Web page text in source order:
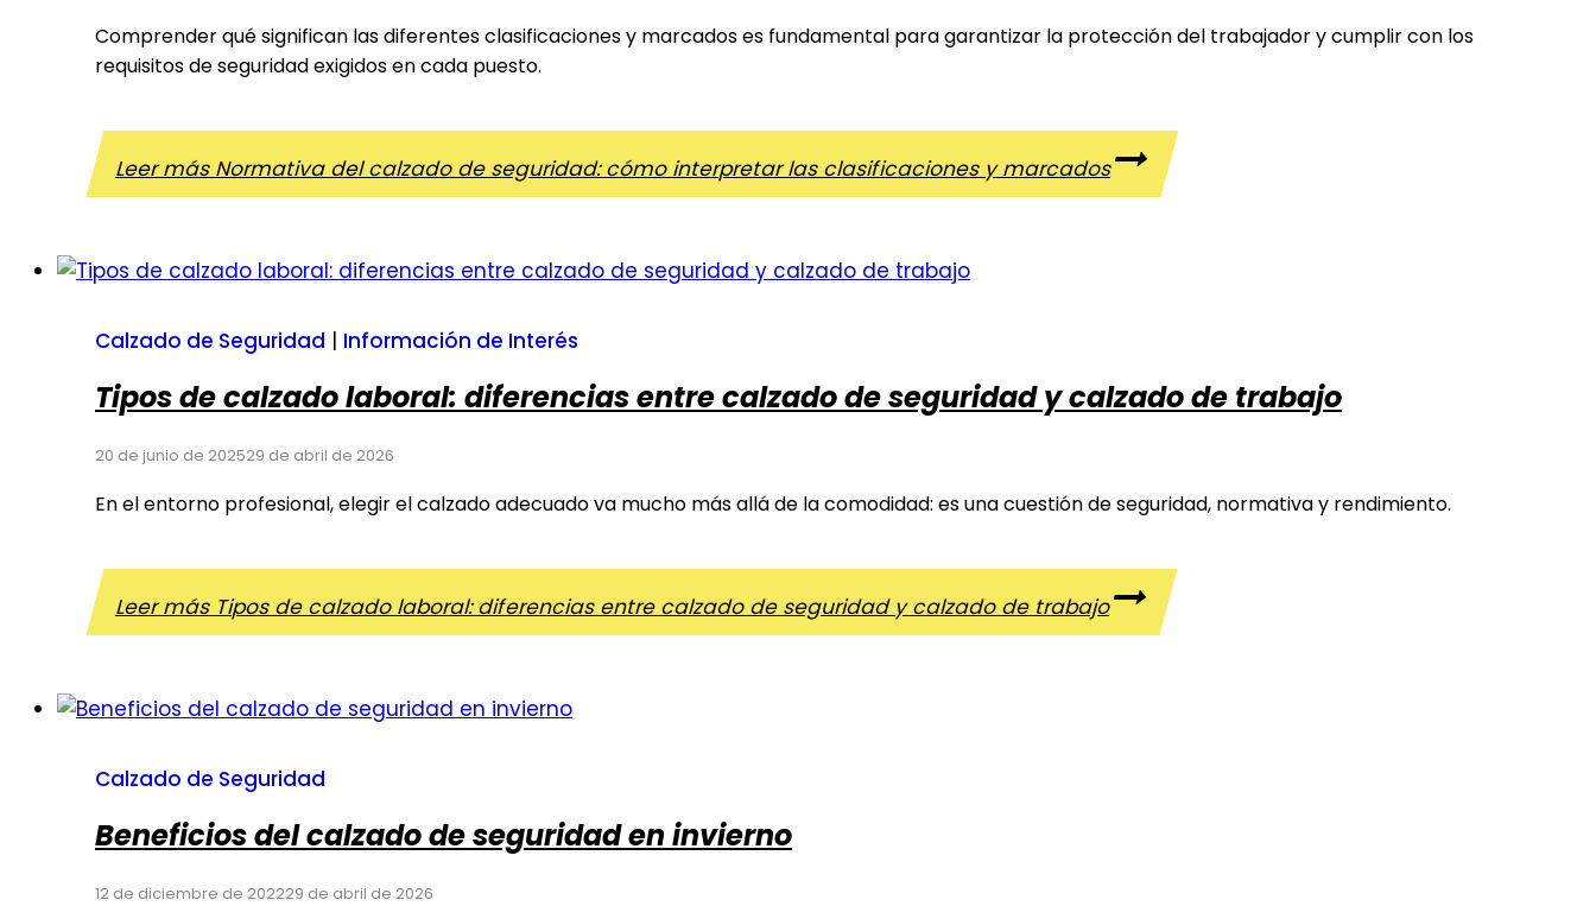
Comprender qué significan las diferentes clasificaciones y marcados es fundamental para garantizar la protección del trabajador y cumplir con los
requisitos de seguridad exigidos en cada puesto.
Leer másNormativa del calzado de seguridad: cómo interpretar las clasificaciones y marcados
Calzado de Seguridad | Información de Interés
Tipos de calzado laboral: diferencias entre calzado de seguridad y calzado de trabajo
20 de junio de 202529 de abril de 2026
En el entorno profesional, elegir el calzado adecuado va mucho más allá de la comodidad: es una cuestión de seguridad, normativa y rendimiento.
Leer másTipos de calzado laboral: diferencias entre calzado de seguridad y calzado de trabajo
Calzado de Seguridad
Beneficios del calzado de seguridad en invierno
12 de diciembre de 202229 de abril de 2026